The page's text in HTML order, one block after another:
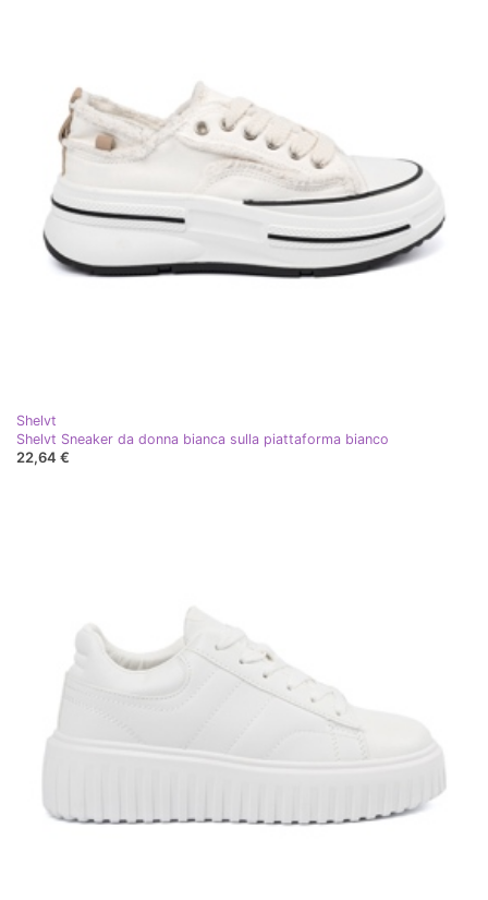
Shelvt
Shelvt Sneaker da donna bianca sulla piattaforma bianco
22,64 €